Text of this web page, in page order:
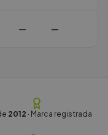
— —
2012 · Marca registrada